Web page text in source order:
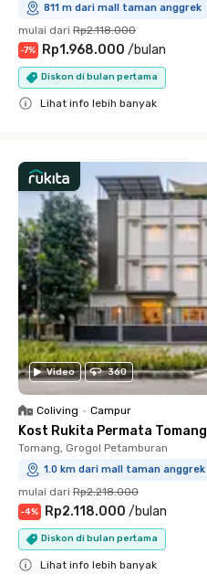
811 m dari mall taman anggrek
mulai dari Rp2.118.000
-7% Rp1.968.000 /bulan
Diskon di bulan pertama
Lihat info lebih banyak
Video 360
Coliving • Campur
Kost Rukita Permata Tomang
Tomang, Grogol Petamburan
1.0 km dari mall taman anggrek
mulai dari Rp2.218.000
-4% Rp2.118.000 /bulan
Diskon di bulan pertama
Lihat info lebih banyak